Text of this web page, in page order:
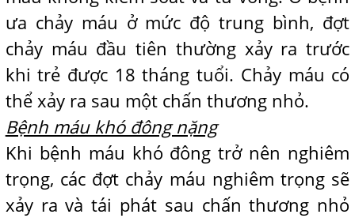
ưa chảy máu ở mức độ trung bình, đợt
chảy máu đầu tiên thường xảy ra trước
khi trẻ được 18 tháng tuổi. Chảy máu có
thể xảy ra sau một chấn thương nhỏ.
Bệnh máu khó đông nặng
Khi bệnh máu khó đông trở nên nghiêm
trọng, các đợt chảy máu nghiêm trọng sẽ
xảy ra và tái phát sau chấn thương nhỏ